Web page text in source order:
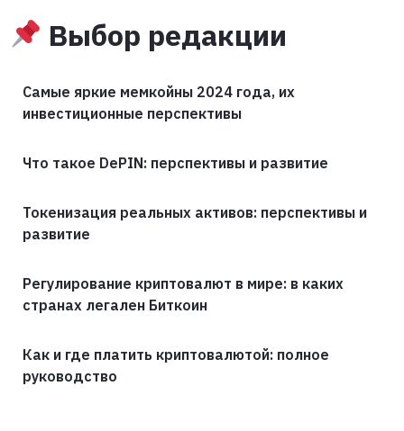
Выбор редакции
Самые яркие мемкойны 2024 года, их
инвестиционные перспективы
Что такое DePIN: перспективы и развитие
Токенизация реальных активов: перспективы и
развитие
Регулирование криптовалют в мире: в каких
странах легален Биткоин
Как и где платить криптовалютой: полное
руководство